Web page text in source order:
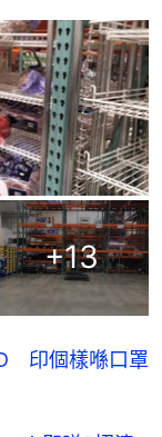
+13
印個樣喺口罩